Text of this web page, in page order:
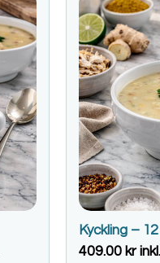
Kyckling –
409.00 kr